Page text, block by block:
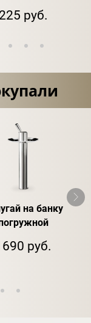
225 руб.
на банку
руб.